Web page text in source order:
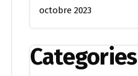
octobre 2023
Categories